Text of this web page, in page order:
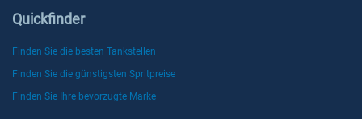
Quickfinder
Finden Sie die besten Tankstellen
Finden Sie die günstigsten Spritpreise
Finden Sie Ihre bevorzugte Marke